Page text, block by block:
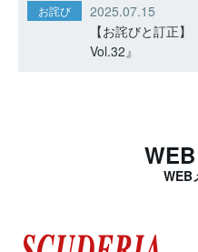
お詫び
2025.07.15
【お詫びと訂正
Vol.32』
WEB